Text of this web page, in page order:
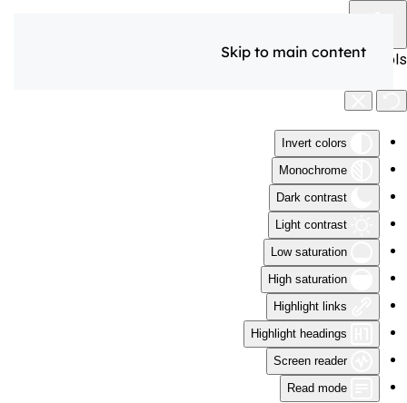
Accessibility Tools
Invert colors
Monochrome
Dark contrast
Light contrast
Low saturation
High saturation
Highlight links
Highlight headings
Screen reader
Read mode
Skip to main content